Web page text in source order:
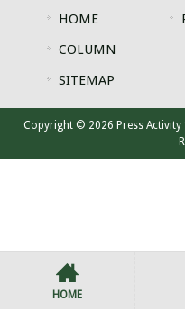
HOME
COLUMN
SITEMAP
Copyright © 2026 Press Activity
HOME